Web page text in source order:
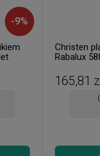
-9%
Christen
Rabalux
165,81